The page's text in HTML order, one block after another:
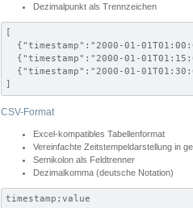
Dezimalpunkt als Trennzeichen
[
{"timestamp":"2000-01-
{"timestamp":"2000-01-
{"timestamp":"2000-01-
]
CSV-Format
Excel-kompatibles Tabellenformat
Vereinfachte Zeitstempeldarstellung in
Semikolon als Feldtrenner
Dezimalkomma (deutsche Notation)
timestamp;value